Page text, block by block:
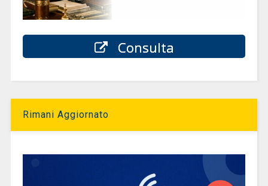
Consulta
Rimani Aggiornato